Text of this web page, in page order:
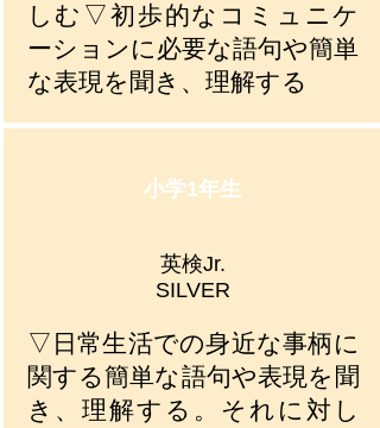
しむ▽初歩的なコミュニケ
ーションに必要な語句や簡単
な表現を聞き、理解する
小学1年生
英検Jr.
SILVER
▽日常生活での身近な事柄に
関する簡単な語句や表現を聞
き、理解する。それに対し